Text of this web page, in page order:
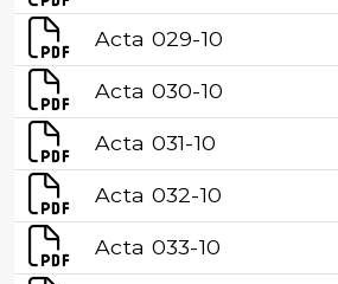
Acta 029-10
Acta 030-10
Acta 031-10
Acta 032-10
Acta 033-10